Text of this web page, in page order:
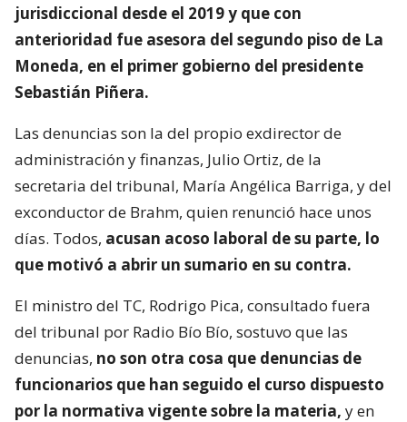
jurisdiccional desde el 2019 y que con
anterioridad fue asesora del segundo piso de La
Moneda, en el primer gobierno del presidente
Sebastián Piñera.
Las denuncias son la del propio exdirector de
administración y finanzas, Julio Ortiz, de la
secretaria del tribunal, María Angélica Barriga, y del
exconductor de Brahm, quien renunció hace unos
días. Todos, acusan acoso laboral de su parte, lo
que motivó a abrir un sumario en su contra.
El ministro del TC, Rodrigo Pica, consultado fuera
del tribunal por Radio Bío Bío, sostuvo que las
denuncias, no son otra cosa que denuncias de
funcionarios que han seguido el curso dispuesto
por la normativa vigente sobre la materia, y en